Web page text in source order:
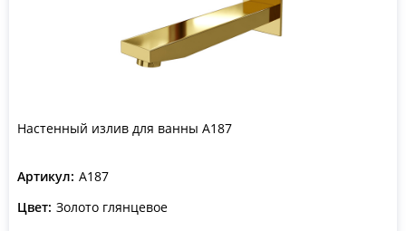
Настенный излив для ванны A187
Артикул: A187
Цвет: Золото глянцевое